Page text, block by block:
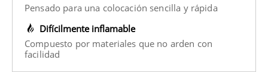
Pensado para una colocación sencilla y rápida
Difícilmente inflamable
Compuesto por materiales que no arden con
facilidad